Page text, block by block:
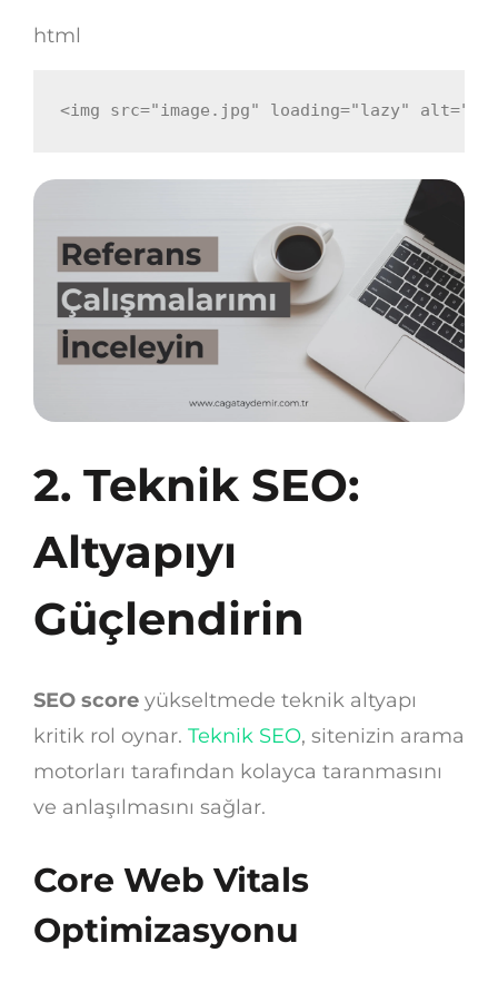
html
<img src="image.jpg" loading="lazy" alt="
2. Teknik SEO:
Altyapıyı
Güçlendirin
SEO score yükseltmede teknik altyapı
kritik rol oynar. Teknik SEO, sitenizin arama
motorları tarafından kolayca taranmasını
ve anlaşılmasını sağlar.
Core Web Vitals
Optimizasyonu